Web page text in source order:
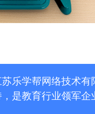
乐学帮网络技术
是教育行业领军企